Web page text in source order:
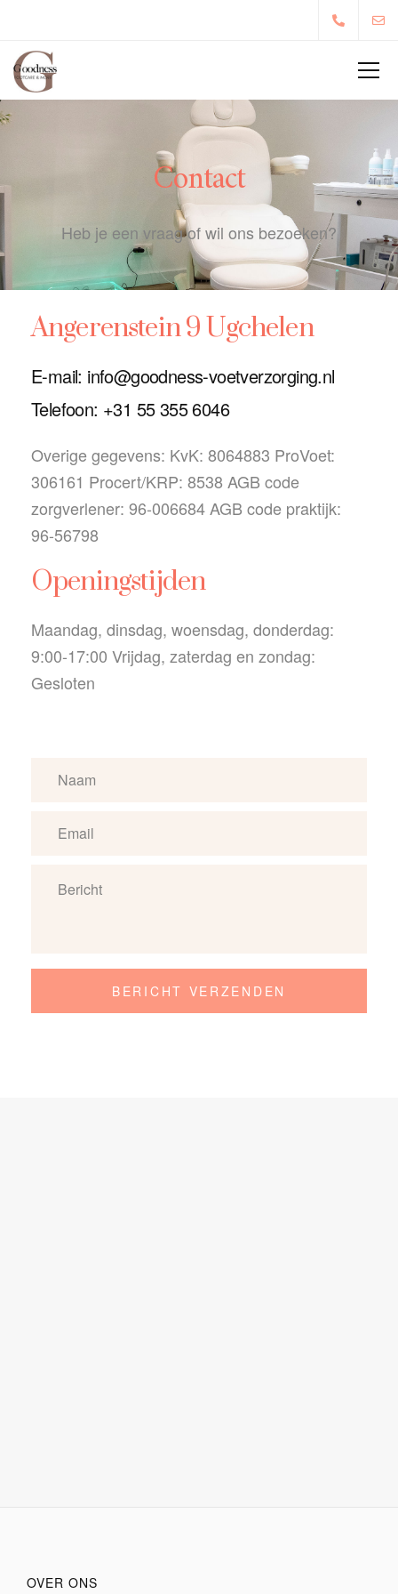
Contact
Heb je een vraag of wil ons bezoeken?
Angerenstein 9Ugchelen
E-mail: info@goodness-voetverzorging.nl
Telefoon: +31 55 355 6046
Overige gegevens: KvK: 8064883 ProVoet:
306161 Procert/KRP: 8538 AGB code
zorgverlener: 96-006684 AGB code praktijk:
96-56798
Openingstijden
Maandag, dinsdag, woensdag, donderdag:
9:00-17:00 Vrijdag, zaterdag en zondag:
Gesloten
OVER ONS